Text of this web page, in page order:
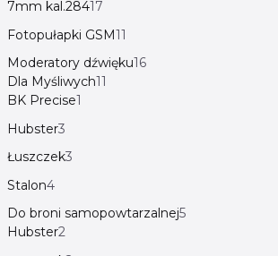
7mm kal.28417
Fotopułapki GSM11
Moderatory dźwięku16
Dla Myśliwych11
BK Precise1
Hubster3
Łuszczek3
Stalon4
Do broni samopowtarzalnej5
Hubster2